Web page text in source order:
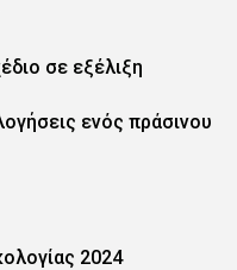
σε εξέλιξη
ενός πράσινου
2024